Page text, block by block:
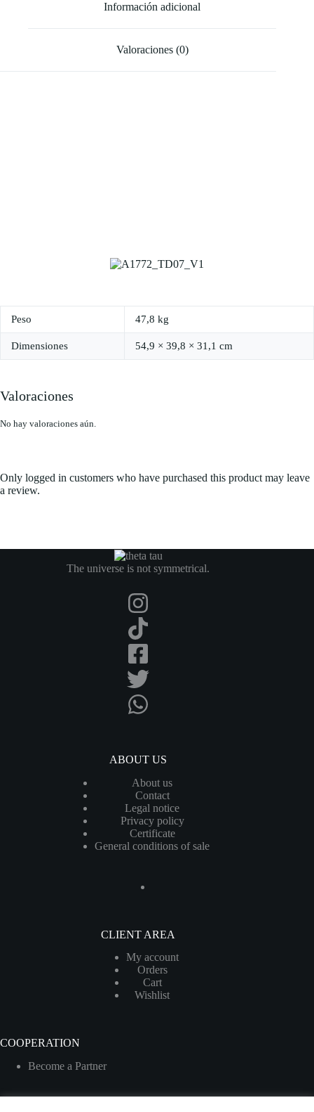
Información adicional
Valoraciones (0)
Peso 47,8 kg
Dimensiones 54,9 × 39,8 × 31,1 cm
Valoraciones
No hay valoraciones aún.
Only logged in customers who have purchased this product may leave
a review.
The universe is not symmetrical.
ABOUT US
About us
Contact
Legal notice
Privacy policy
Certificate
General conditions of sale
CLIENT AREA
My account
Orders
Cart
Wishlist
COOPERATION
Become a Partner